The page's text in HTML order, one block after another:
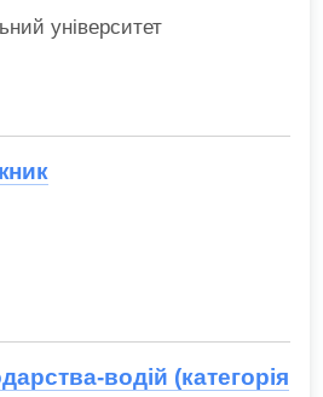
університет
водій (категорія